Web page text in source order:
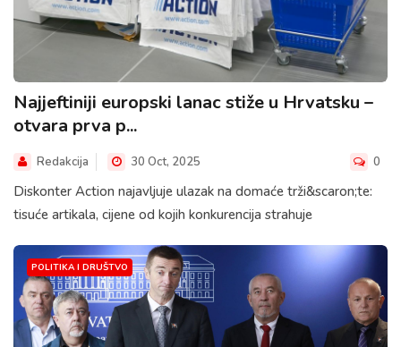
Najjeftiniji europski lanac stiže u Hrvatsku –
otvara prva p...
Redakcija 30 Oct, 2025 0
Diskonter Action najavljuje ulazak na domaće trži&scaron;te:
tisuće artikala, cijene od kojih konkurencija strahuje
POLITIKA I DRUŠTVO